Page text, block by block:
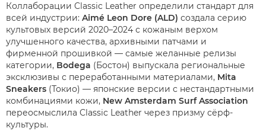
Коллаборации Classic Leather определили стандарт для
всей индустрии: Aimé Leon Dore (ALD) создала серию
культовых версий 2020–2024 с кожаным верхом
улучшенного качества, архивными патчами и
фирменной прошивкой — самые желанные релизы
категории, Bodega (Бостон) выпускала региональные
эксклюзивы с переработанными материалами, Mita
Sneakers (Токио) — японские версии с нестандартными
комбинациями кожи, New Amsterdam Surf Association
переосмыслила Classic Leather через призму сёрф-
культуры.